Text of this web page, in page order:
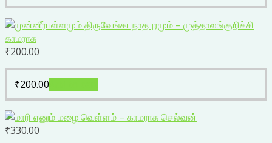
₹200.00
₹200.00
₹330.00